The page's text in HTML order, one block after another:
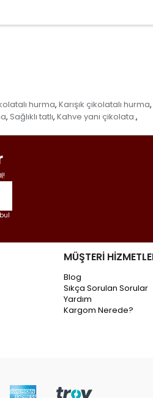
hurma, Karışık çikolatalı hurma,
, Sağlıklı tatlı, Kahve yanı çikolata.,
MÜŞTERİ
Blog
Sıkça Sorulan Sorular
Yardım
Kargom Nerede?